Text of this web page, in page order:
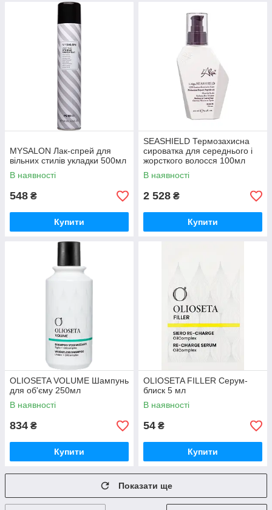
MYSALON Лак-спрей для
вільних стилів укладки 500мл
В наявності
548 ₴
Купити
SEASHIELD Термозахисна
сироватка для середнього і
жорсткого волосся 100мл
В наявності
2 528 ₴
Купити
OLIOSETA VOLUME Шампунь
для об'єму 250мл
В наявності
834 ₴
Купити
OLIOSETA FILLER Серум-
блиск 5 мл
В наявності
54 ₴
Купити
Показати ще